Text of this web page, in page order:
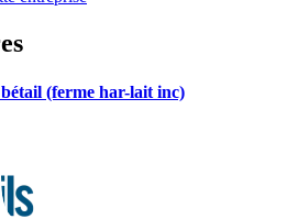
(ferme har-lait inc)